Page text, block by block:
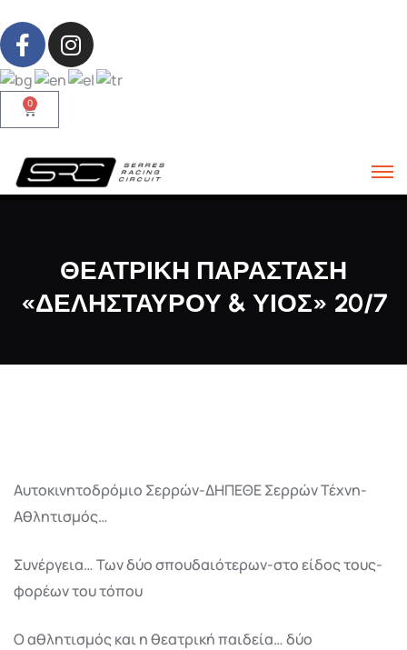
0
ΘΕΑΤΡΙΚΉ ΠΑΡΆΣΤΑΣΗ
«ΔΕΛΗΣΤΑΎΡΟΥ & ΥΙΌΣ» 20/7
Αυτοκινητοδρόμιο Σερρών-ΔΗΠΕΘΕ Σερρών Τέχνη-
Αθλητισμός…
Συνέργεια… Των δύο σπουδαιότερων-στο είδος τους-
φορέων του τόπου
Ο αθλητισμός και η θεατρική παιδεία… δύο